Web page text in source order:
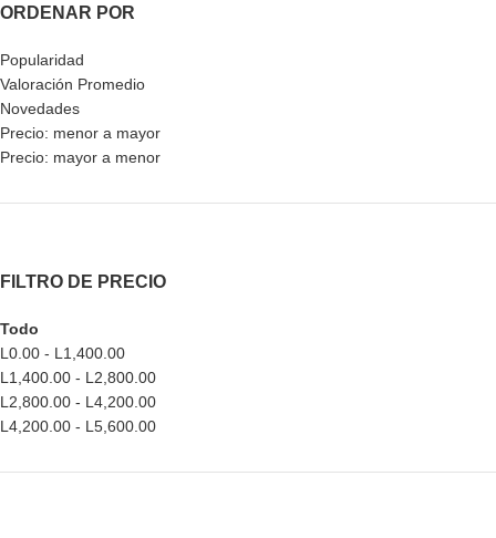
ORDENAR POR
Popularidad
Valoración Promedio
Novedades
Precio: menor a mayor
Precio: mayor a menor
FILTRO DE PRECIO
Todo
L 0.00 - L 1,400.00
L 1,400.00 - L 2,800.00
L 2,800.00 - L 4,200.00
L 4,200.00 - L 5,600.00